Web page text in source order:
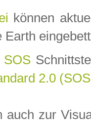
können
Earth
SOS
2.0
auch zur